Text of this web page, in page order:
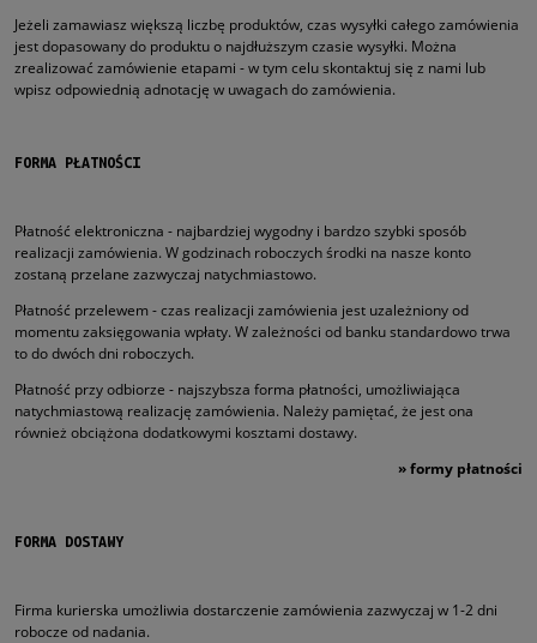
Jeżeli zamawiasz większą liczbę produktów, czas wysyłki całego zamówienia
jest dopasowany do produktu o najdłuższym czasie wysyłki. Można
zrealizować zamówienie etapami - w tym celu skontaktuj się z nami lub
wpisz odpowiednią adnotację w uwagach do zamówienia.
FORMA PŁATNOŚCI
Płatność elektroniczna - najbardziej wygodny i bardzo szybki sposób
realizacji zamówienia. W godzinach roboczych środki na nasze konto
zostaną przelane zazwyczaj natychmiastowo.
Płatność przelewem - czas realizacji zamówienia jest uzależniony od
momentu zaksięgowania wpłaty. W zależności od banku standardowo trwa
to do dwóch dni roboczych.
Płatność przy odbiorze - najszybsza forma płatności, umożliwiająca
natychmiastową realizację zamówienia. Należy pamiętać, że jest ona
również obciążona dodatkowymi kosztami dostawy.
»formy płatności
FORMA DOSTAWY
Firma kurierska umożliwia dostarczenie zamówienia zazwyczaj w 1-2 dni
robocze od nadania.